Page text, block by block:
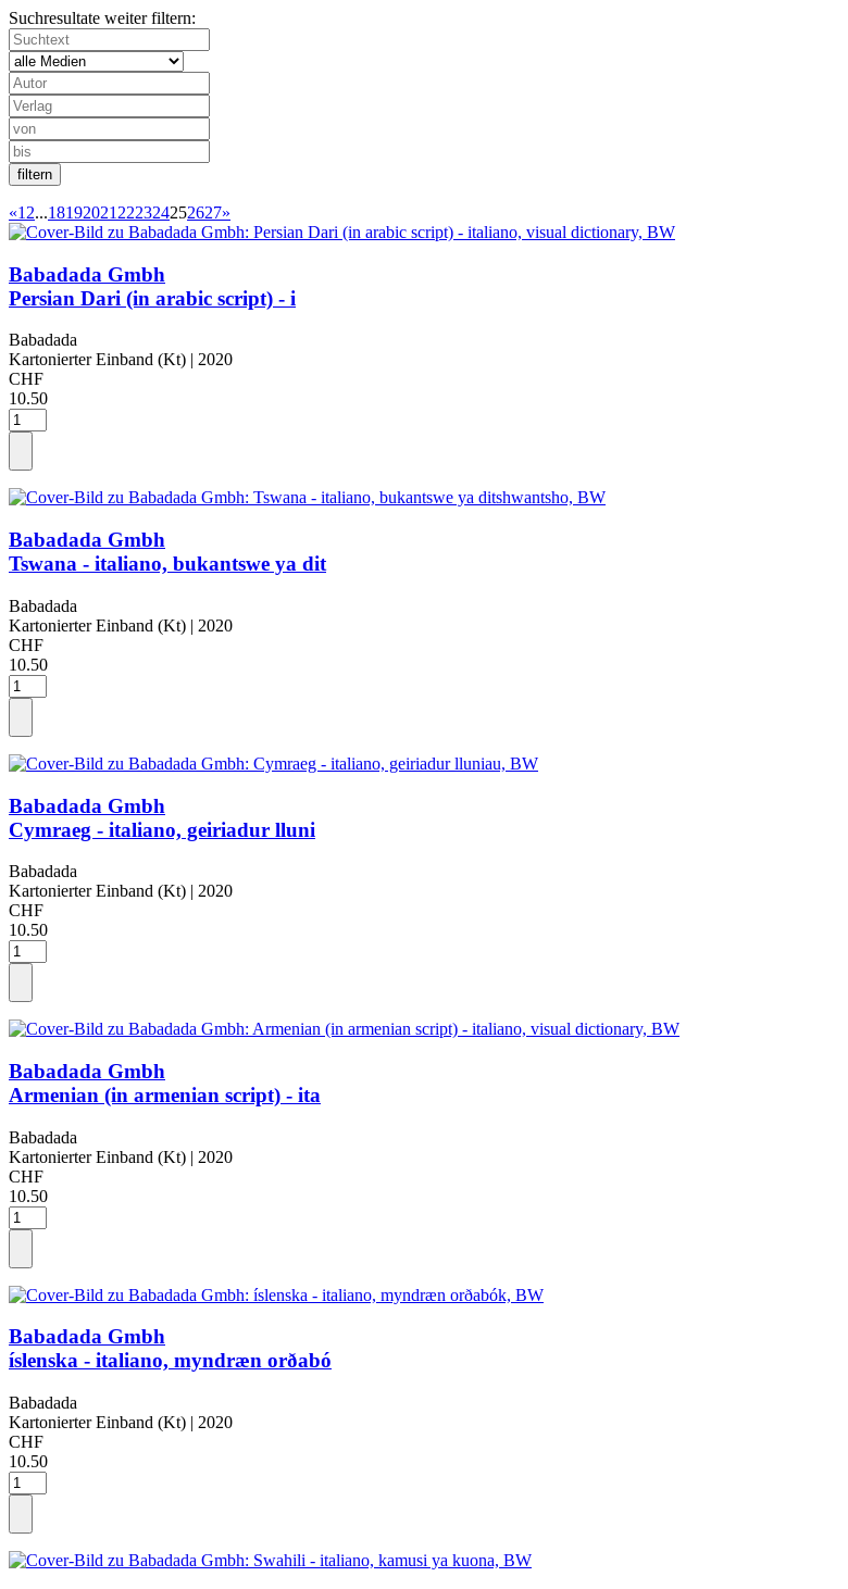
Suchresultate weiter filtern:
«1 2...18192021 222324252627»
Babadada Gmbh
Persian Dari (in arabic script) - i
Babadada
Kartonierter Einband (Kt) | 2020
CHF
10.50
Babadada Gmbh
Tswana - italiano, bukantswe ya dit
Babadada
Kartonierter Einband (Kt) | 2020
CHF
10.50
Babadada Gmbh
Cymraeg - italiano, geiriadur lluni
Babadada
Kartonierter Einband (Kt) | 2020
CHF
10.50
Babadada Gmbh
Armenian (in armenian script) - ita
Babadada
Kartonierter Einband (Kt) | 2020
CHF
10.50
Babadada Gmbh
íslenska - italiano, myndræn orðabó
Babadada
Kartonierter Einband (Kt) | 2020
CHF
10.50